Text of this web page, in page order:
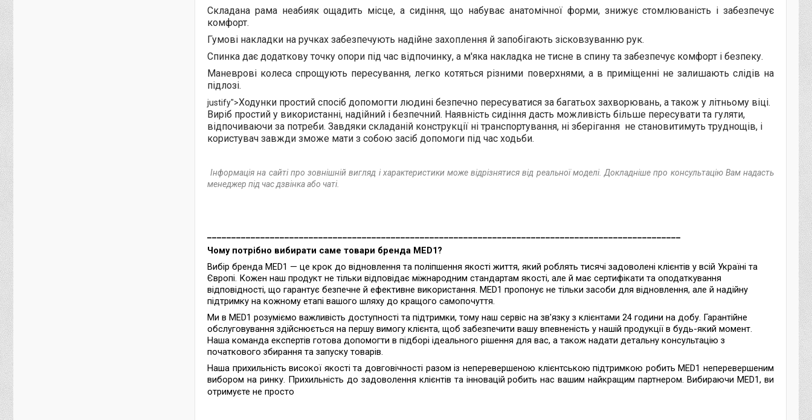
Складана рама неабияк ощадить місце, а сидіння, що набуває анатомічної форми, знижує стомлюваність і забезпечує
комфорт.
Гумові накладки на ручках забезпечують надійне захоплення й запобігають зісковзуванню рук.
Спинка дає додаткову точку опори під час відпочинку, а м'яка накладка не тисне в спину та забезпечує комфорт і безпеку.
Маневрові колеса спрощують пересування, легко котяться різними поверхнями, а в приміщенні не залишають слідів на
підлозі.
justify">Ходунки простий спосіб допомогти людині безпечно пересуватися за багатьох захворювань, а також у літньому віці.
Виріб простий у використанні, надійний і безпечний. Наявність сидіння дасть можливість більше пересувати та гуляти,
відпочиваючи за потреби. Завдяки складаній конструкції ні транспортування, ні зберігання не становитимуть труднощів, і
користувач завжди зможе мати з собою засіб допомоги під час ходьби.
Інформація на сайті про зовнішній вигляд і характеристики може відрізнятися від реальної моделі. Докладніше про консультацію Вам надасть
менеджер під час дзвінка або чаті
Чому потрібно вибирати саме товари бренда MED1?
Вибір бренда MED1 — це крок до відновлення та поліпшення якості життя, який роблять тисячі задоволені клієнтів у всій Україні та
Європі. Кожен наш продукт не тільки відповідає міжнародним стандартам якості, але й має сертифікати та оподаткування
відповідності, що гарантує безпечне й ефективне використання. MED1 пропонує не тільки засоби для відновлення, але й надійну
підтримку на кожному етапі вашого шляху до кращого самопочуття.
Ми в MED1 розуміємо важливість доступності та підтримки, тому наш сервіс на зв'язку з клієнтами 24 години на добу. Гарантійне
обслуговування здійснюється на першу вимогу клієнта, щоб забезпечити вашу впевненість у нашій продукції в будь-який момент.
Наша команда експертів готова допомогти в підборі ідеального рішення для вас, а також надати детальну консультацію з
початкового збирання та запуску товарів.
Наша прихильність високої якості та довговічності разом із неперевершеною клієнтською підтримкою робить MED1 неперевершеним
вибором на ринку. Прихильність до задоволення клієнтів та інновацій робить нас вашим найкращим партнером. Вибираючи MED1, ви
отримуєте не просто